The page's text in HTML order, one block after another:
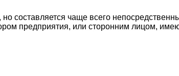
составляется чаще всего
предприятия, или сторонним лицом,